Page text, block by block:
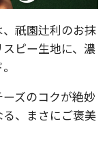
祇園辻利のお抹
ピー生地に、濃
ズのコクが絶妙
、まさにご褒美